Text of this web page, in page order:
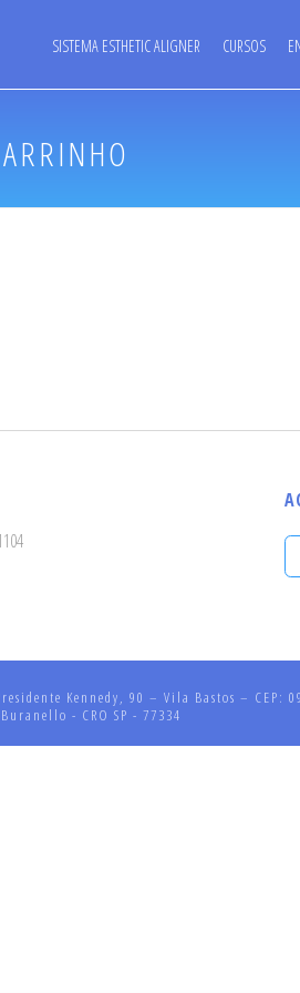
SISTEMA ESTHETIC ALIGNER CURSOS
Kennedy, 90 – Vila Bastos –
- CRO SP - 77334